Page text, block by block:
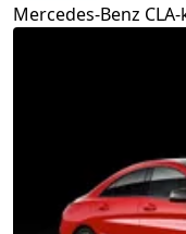
Mercedes-Benz